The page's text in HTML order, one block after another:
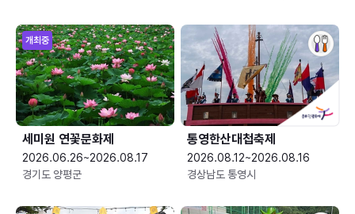
개최중
세미원 연꽃문화제
2026.06.26~2026.08.17
경기도 양평군
통영한산대첩축제
2026.08.12~2026.08.16
경상남도 통영시